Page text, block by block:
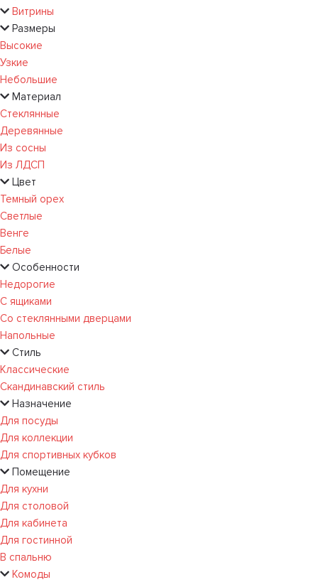
Витрины
Размеры
Высокие
Узкие
Небольшие
Материал
Стеклянные
Деревянные
Из сосны
Из ЛДСП
Цвет
Темный орех
Светлые
Венге
Белые
Особенности
Недорогие
С ящиками
Со стеклянными дверцами
Напольные
Стиль
Классические
Скандинавский стиль
Назначение
Для посуды
Для коллекции
Для спортивных кубков
Помещение
Для кухни
Для столовой
Для кабинета
Для гостинной
В спальню
Комоды